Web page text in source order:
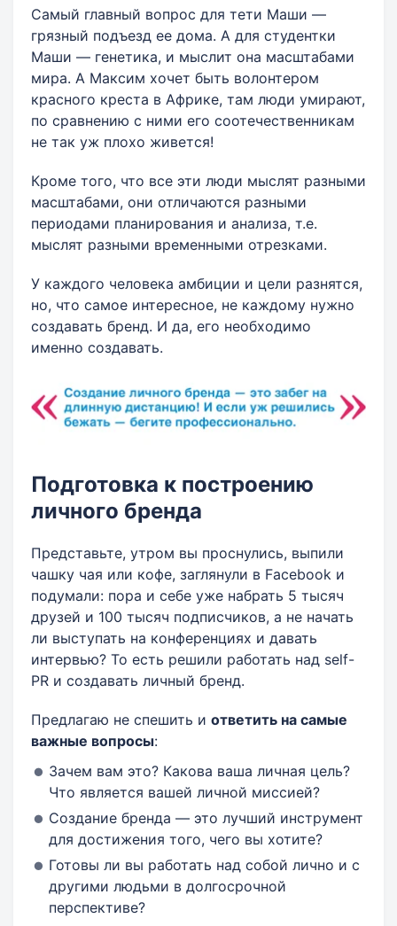
Самый главный вопрос для тети Маши —
грязный подъезд ее дома. А для студентки
Маши — генетика, и мыслит она масштабами
мира. А Максим хочет быть волонтером
красного креста в Африке, там люди умирают,
по сравнению с ними его соотечественникам
не так уж плохо живется!
Кроме того, что все эти люди мыслят разными
масштабами, они отличаются разными
периодами планирования и анализа, т.е.
мыслят разными временными отрезками.
У каждого человека амбиции и цели разнятся,
но, что самое интересное, не каждому нужно
создавать бренд. И да, его необходимо
именно создавать.
Подготовка к построению
личного бренда
Представьте, утром вы проснулись, выпили
чашку чая или кофе, заглянули в Facebook и
подумали: пора и себе уже набрать 5 тысяч
друзей и 100 тысяч подписчиков, а не начать
ли выступать на конференциях и давать
интервью? То есть решили работать над self-
PR и создавать личный бренд.
Предлагаю не спешить и ответить на самые
важные вопросы:
Зачем вам это? Какова ваша личная цель?
Что является вашей личной миссией?
Создание бренда — это лучший инструмент
для достижения того, чего вы хотите?
Готовы ли вы работать над собой лично и с
другими людьми в долгосрочной
перспективе?